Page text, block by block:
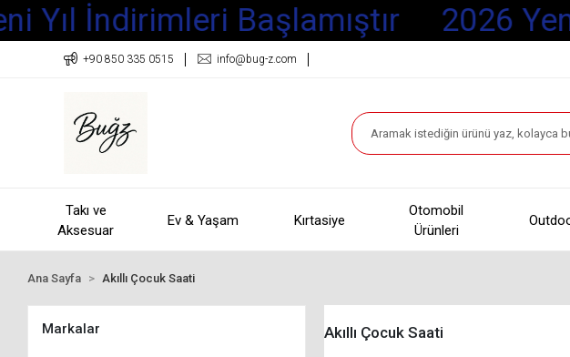
Yıl İndirimleri Başlamıştır 2026
+90 850 335 0515 info@bug-z.com
Takı ve
Aksesuar
Ev & Yaşam Kırtasiye
Otomobil
Ürünleri
Ana Sayfa Akıllı Çocuk Saati
Markalar Akıllı Çocuk Saati